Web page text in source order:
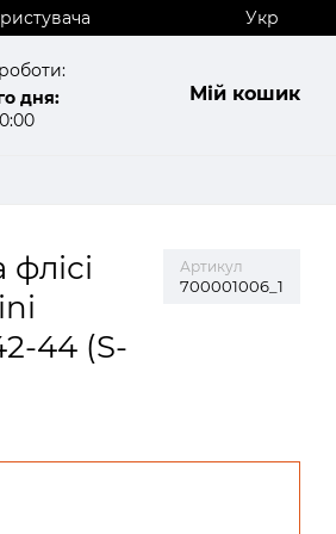
Укр
дня:
Мій кошик
44 (S-
Артикул
700001006_1